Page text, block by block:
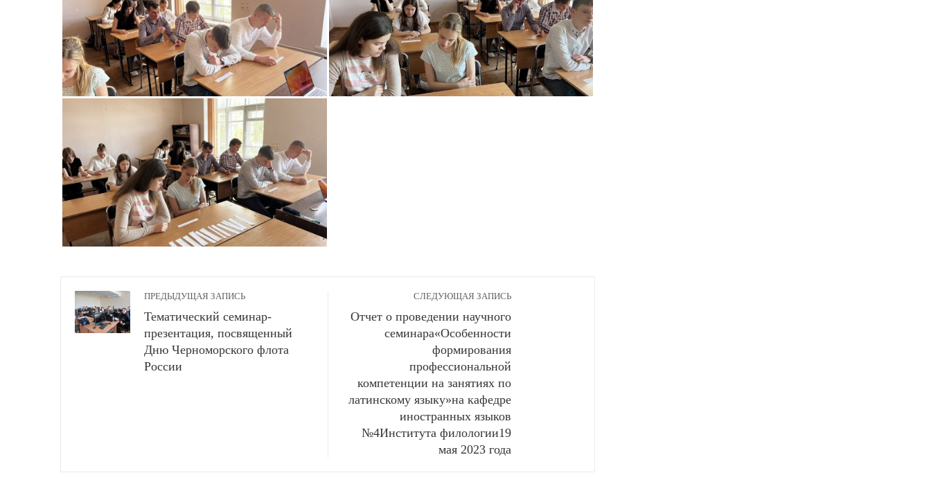
ПРЕДЫДУЩАЯ ЗАПИСЬ
Тематический семинар-
презентация, посвященный
Дню Черноморского флота
России
СЛЕДУЮЩАЯ ЗАПИСЬ
Отчет о проведении научного
семинара«Особенности
формирования
профессиональной
компетенции на занятиях по
латинскому языку»на кафедре
иностранных языков
№4Института филологии19
мая 2023 года